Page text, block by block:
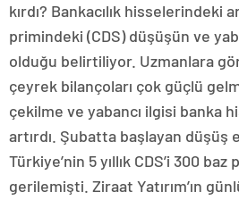
kırdı? Bankacılık hisselerindeki
primindeki (CDS) düşüşün ve
olduğu belirtiliyor. Uzmanlara
çeyrek bilançoları çok güçlü
çekilme ve yabancı ilgisi banka
artırdı. Şubatta başlayan düşüş
Türkiye’nin 5 yıllık CDS’i 300 baz
gerilemişti. Ziraat Yatırım’ın